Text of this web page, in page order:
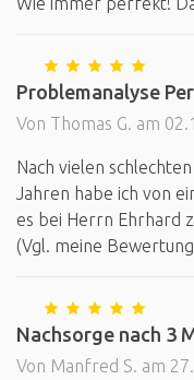
Problemanalyse
Von Thomas G. am
Nach vielen
Jahren habe ich von
es bei Herrn Ehrhard
(Vgl. meine
Nachsorge nach 3
Von Manfred S. am